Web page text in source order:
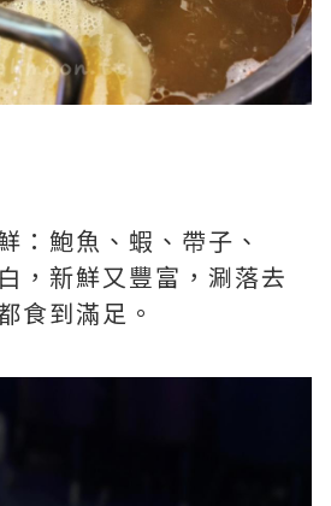
：鮑魚、蝦、帶子、
，新鮮又豐富，涮落去
食到滿足。